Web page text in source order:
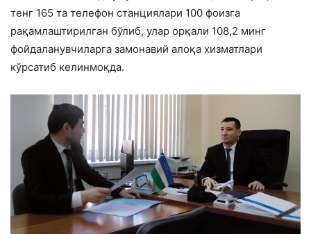
тенг 165 та телефон станциялари 100 фоизга
рақамлаштирилган бўлиб, улар орқали 108,2 минг
фойдаланувчиларга замонавий алоқа хизматлари
кўрсатиб келинмоқда.